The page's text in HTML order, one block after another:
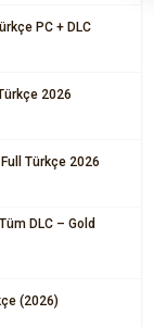
PC + DLC
2026
Türkçe 2026
DLC – Gold
(2026)